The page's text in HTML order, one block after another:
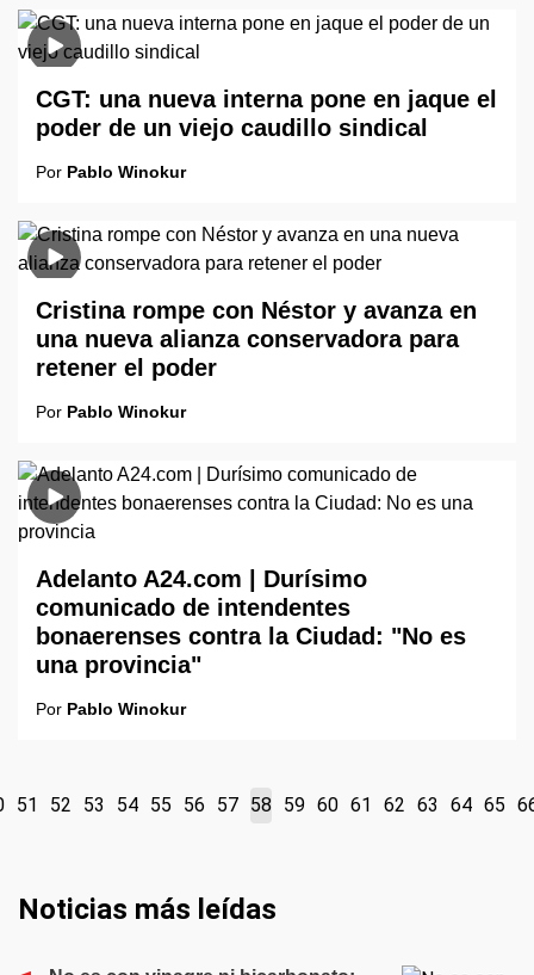
CGT: una nueva interna pone en jaque el
poder de un viejo caudillo sindical
Por Pablo Winokur
Cristina rompe con Néstor y avanza en
una nueva alianza conservadora para
retener el poder
Por Pablo Winokur
Adelanto A24.com | Durísimo
comunicado de intendentes
bonaerenses contra la Ciudad: "No es
una provincia"
Por Pablo Winokur
51 52 53 54 55 56 57 58 59 60 61 62 63 64 65
Noticias más leídas